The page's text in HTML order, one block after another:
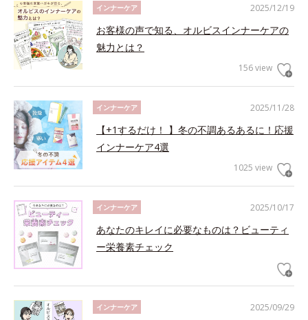
2025/12/19
インナーケア
お客様の声で知る、オルビスインナーケアの
魅力とは？
156 view
2025/11/28
インナーケア
【+1するだけ！ 】冬の不調あるあるに！応援
インナーケア4選
1025 view
2025/10/17
インナーケア
あなたのキレイに必要なものは？ビューティ
ー栄養素チェック
2025/09/29
インナーケア